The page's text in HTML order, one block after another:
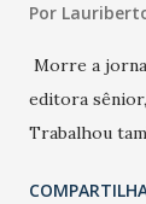
Por
Morre a
editora
Trabalhou